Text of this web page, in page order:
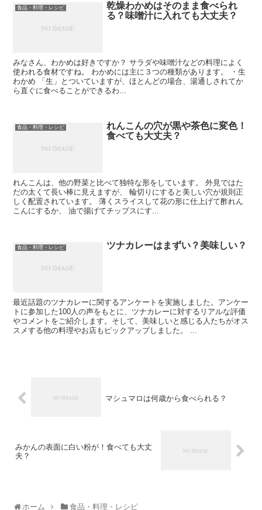
食品・料理・レシピ
乾燥わかめはそのまま食べられ
る？味噌汁に入れても大丈夫？
みなさん、わかめは好きですか？ サラダや味噌汁などの料理によく
使われる食材ですね。 わかめには主に３つの種類があります。 ・生
わかめ 「生」とついていますが、ほとんどの場合、湯通しされてか
ら直ぐに食べることができるわ...
食品・料理・レシピ
れんこんの穴が黒や茶色に変色！
食べても大丈夫？
れんこんは、他の野菜と比べて独特な形をしています。 外見ではた
だの太くて長い棒に見えますが、 輪切りにすると美しい穴が規則正
しく配置されています。 薄くスライスして花の形に仕上げて酢れん
こんにするか、 油で揚げてチップスにす...
食品・料理・レシピ ツナカレーはまずい？美味しい？
最近話題のツナカレーに関するアンケートを実施しました。アンケー
トに参加した100人の声をもとに、ツナカレーに対するリアルな評価
やコメントをご紹介します。そして、美味しいと感じる人たちがオス
スメする他の料理やお店もピックアップしました。 ...
マシュマロは何歳から食べられる？
みかんの表面に白い粉が！食べても大丈
夫？
ホーム 食品・料理・レシピ